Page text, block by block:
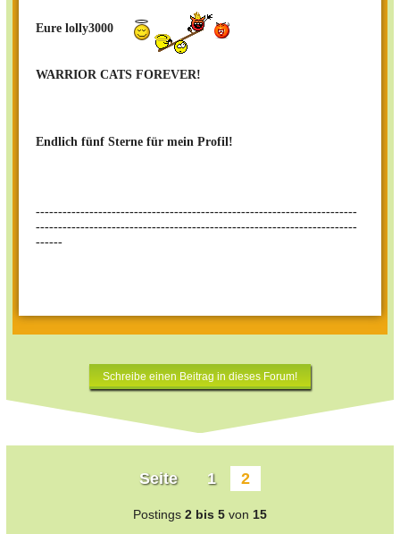
Eure lolly3000
WARRIOR CATS FOREVER!
Endlich fünf Sterne für mein Profil!
------------------------------------------------------------------------
------------------------------------------------------------------------
------
Schreibe einen Beitrag in dieses Forum!
Seite 1 2
Postings 2 bis 5 von 15